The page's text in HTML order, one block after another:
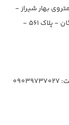
بهار شیراز -
روبروی اتاق اصناف - جنب داروخانه ستارگان - پلاک 561 -